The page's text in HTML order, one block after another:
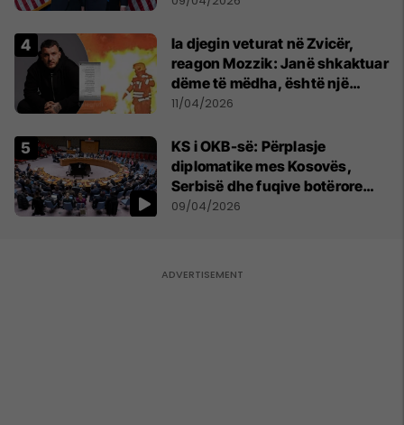
Ia djegin veturat në Zvicër,
reagon Mozzik: Janë shkaktuar
dëme të mëdha, është një
bandë nga Franca
11/04/2026
KS i OKB-së: Përplasje
diplomatike mes Kosovës,
Serbisë dhe fuqive botërore
mbi dialogun, sigurinë dhe
09/04/2026